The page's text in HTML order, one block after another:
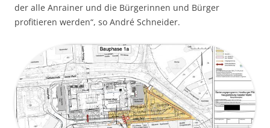
der alle Anrainer und die Bürgerinnen und Bürger
profitieren werden“, so André Schneider.